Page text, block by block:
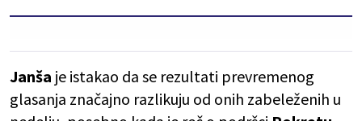
Janša je istakao da se rezultati prevremenog
glasanja značajno razlikuju od onih zabeleženih u